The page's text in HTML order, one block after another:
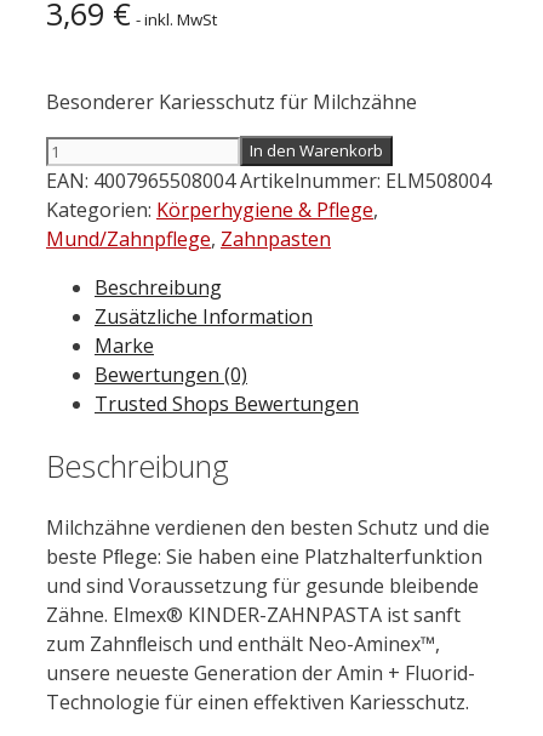
3,69 € - inkl. MwSt
Besonderer Kariesschutz für Milchzähne
Elmex
Kinder-
Zahnpasta
50
Menge
In den Warenkorb
EAN: 4007965508004Artikelnummer: ELM508004
Kategorien: Körperhygiene & Pflege,
Mund/Zahnpflege, Zahnpasten
Beschreibung
Zusätzliche Information
Marke
Bewertungen (0)
Trusted Shops Bewertungen
Beschreibung
Milchzähne verdienen den besten Schutz und die
beste Pﬂege: Sie haben eine Platzhalterfunktion
und sind Voraussetzung für gesunde bleibende
Zähne. Elmex® KINDER-ZAHNPASTA ist sanft
zum Zahnﬂeisch und enthält Neo-Aminex™,
unsere neueste Generation der Amin + Fluorid-
Technologie für einen effektiven Kariesschutz.